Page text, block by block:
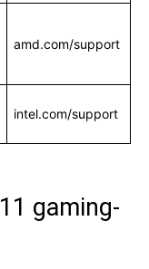
amd.com/support
intel.com/support
gaming-